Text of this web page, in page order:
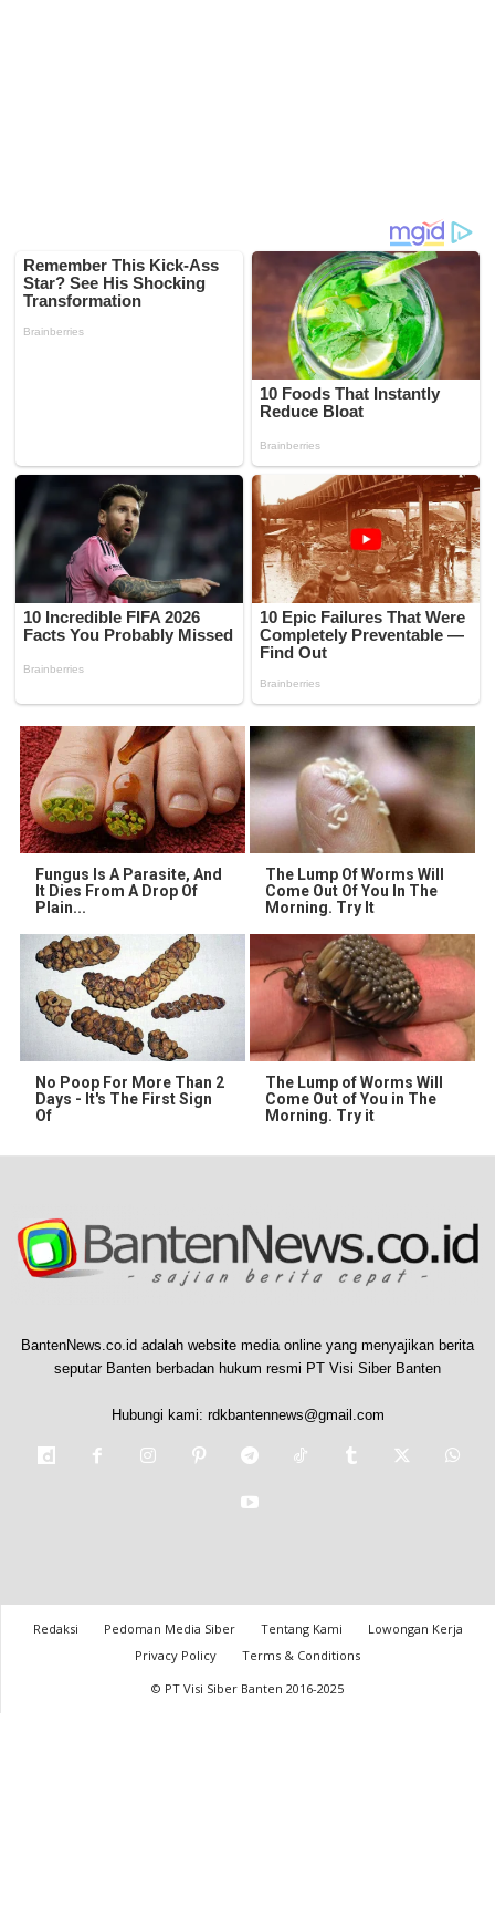
Fungus Is A Parasite, And
It Dies From A Drop Of
Plain...
The Lump Of Worms Will
Come Out Of You In The
Morning. Try It
No Poop For More Than 2
Days - It's The First Sign
Of
The Lump of Worms Will
Come Out of You in The
Morning. Try it
BantenNews.co.id adalah website media online yang menyajikan berita
seputar Banten berbadan hukum resmi PT Visi Siber Banten
Hubungi kami: rdkbantennews@gmail.com
Redaksi Pedoman Media Siber Tentang Kami
Lowongan Kerja
Privacy Policy
Terms & Conditions
© PT Visi Siber Banten 2016-2025